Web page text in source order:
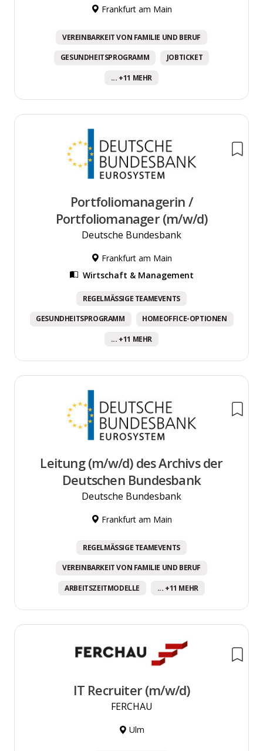
Frankfurt am Main
VEREINBARKEIT VON FAMILIE UND BERUF
GESUNDHEITSPROGRAMM JOBTICKET
... +11 MEHR
Portfoliomanagerin /
Portfoliomanager (m/w/d)
Deutsche Bundesbank
Frankfurt am Main
Wirtschaft & Management
REGELMÄSSIGE TEAMEVENTS
GESUNDHEITSPROGRAMM HOMEOFFICE-OPTIONEN
... +11 MEHR
Leitung (m/w/d) des Archivs der
Deutschen Bundesbank
Deutsche Bundesbank
Frankfurt am Main
REGELMÄSSIGE TEAMEVENTS
VEREINBARKEIT VON FAMILIE UND BERUF
ARBEITSZEITMODELLE ... +11 MEHR
IT Recruiter (m/w/d)
FERCHAU
Ulm